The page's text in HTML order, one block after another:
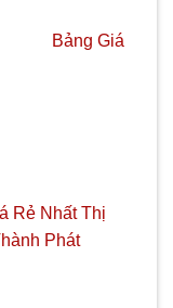
Bảng Giá
Rẻ Nhất Thị
Phát